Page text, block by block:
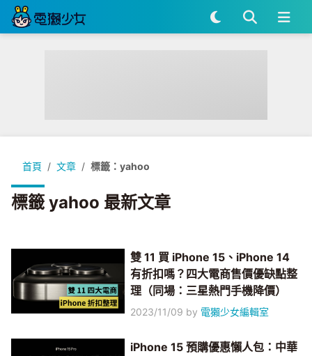
首頁 文章 標籤：yahoo
標籤 yahoo 最新文章
雙 11 買 iPhone 15、iPhone 14
有折扣嗎？四大電商售價優缺點整
理（同場：三星熱門手機降價）
2023/11/09 by 電獺少女編輯室
iPhone 15 預購優惠懶人包：中華